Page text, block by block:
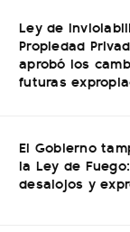
Ley de
Propiedad
aprobó los
futuras
El Gobierno
la Ley de
desalojos y